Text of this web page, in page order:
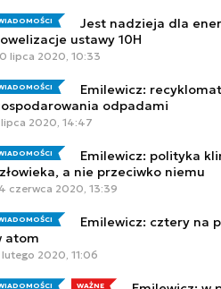
Jest nadzieja dla
ustawy 10H
lipca 2020, 10:33
Emilewicz:
odpadami
lipca 2020, 14:47
Emilewicz: polityka
a nie przeciwko niemu
czerwca 2020, 13:39
Emilewicz: cztery na
atom
lutego 2020, 11:06
WAŻNE